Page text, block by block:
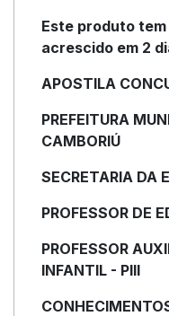
Este produto
acrescido em 2
APOSTILA
PREFEITURA
CAMBORIÚ
SECRETARIA DA
PROFESSOR DE
PROFESSOR
INFANTIL - PIII